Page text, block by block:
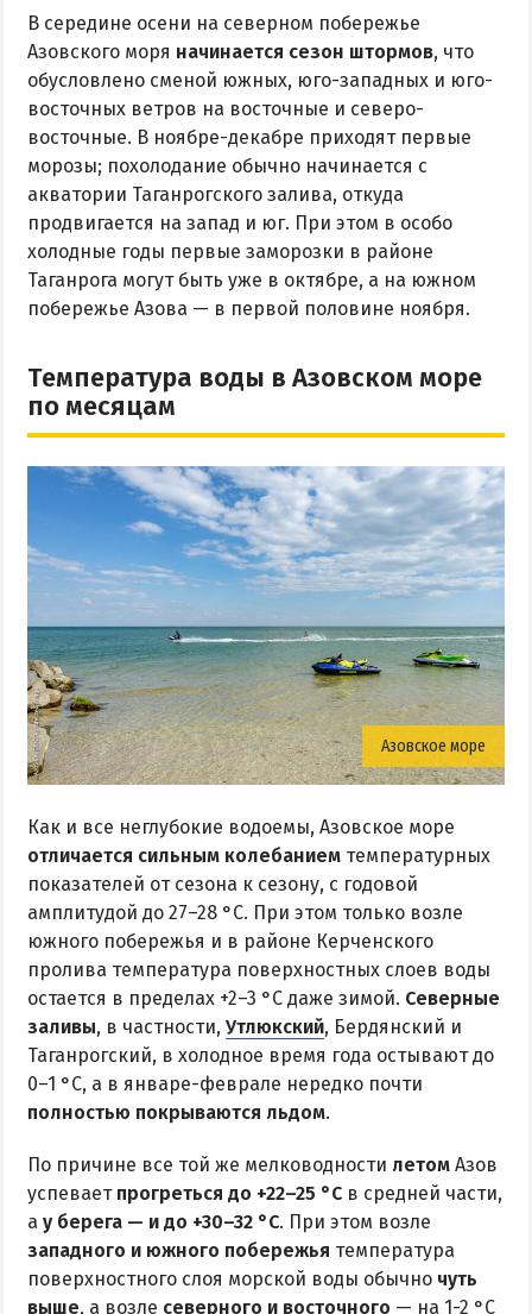
В середине осени на северном побережье
Азовского моря начинается сезон штормов, что
обусловлено сменой южных, юго-западных и юго-
восточных ветров на восточные и северо-
восточные. В ноябре-декабре приходят первые
морозы; похолодание обычно начинается с
акватории Таганрогского залива, откуда
продвигается на запад и юг. При этом в особо
холодные годы первые заморозки в районе
Таганрога могут быть уже в октябре, а на южном
побережье Азова — в первой половине ноября.
Температура воды в Азовском море
по месяцам
Азовское море
Как и все неглубокие водоемы, Азовское море
отличается сильным колебанием температурных
показателей от сезона к сезону, с годовой
амплитудой до 27–28 °C. При этом только возле
южного побережья и в районе Керченского
пролива температура поверхностных слоев воды
остается в пределах +2–3 °C даже зимой. Северные
заливы, в частности, Утлюкский, Бердянский и
Таганрогский, в холодное время года остывают до
0–1 °C, а в январе-феврале нередко почти
полностью покрываются льдом.
По причине все той же мелководности летом Азов
успевает прогреться до +22–25 °C в средней части,
а у берега — и до +30–32 °C. При этом возле
западного и южного побережья температура
поверхностного слоя морской воды обычно чуть
выше, а возле северного и восточного — на 1-2 °C